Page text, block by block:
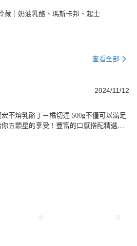
藏｜奶油乳酪、瑪斯卡邦、起士
查看全部
2024/11/12
不熔乳酪丁－橘切達 500g不僅可以滿足
五顆星的享受！豐富的口感搭配精選的
味。